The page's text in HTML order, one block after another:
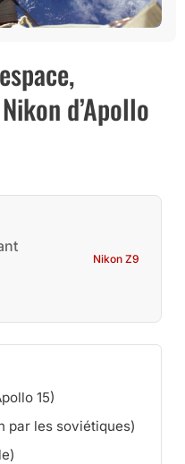
d’Apollo
Nikon Z9
15)
par les soviétiques)